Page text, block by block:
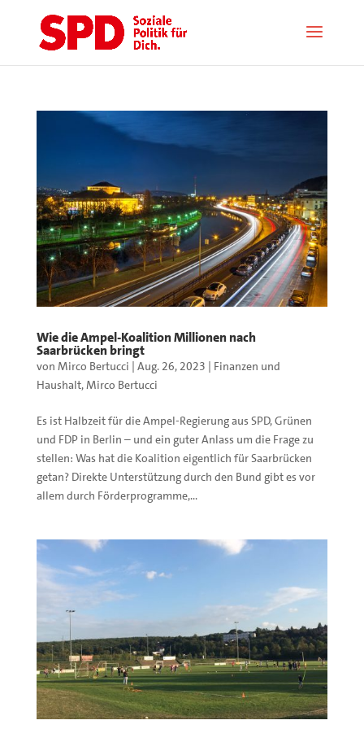
Wie die Ampel-Koalition Millionen nach
Saarbrücken bringt
von Mirco Bertucci | Aug. 26, 2023 | Finanzen und
Haushalt,Mirco Bertucci
Es ist Halbzeit für die Ampel-Regierung aus SPD, Grünen
und FDP in Berlin – und ein guter Anlass um die Frage zu
stellen: Was hat die Koalition eigentlich für Saarbrücken
getan? Direkte Unterstützung durch den Bund gibt es vor
allem durch Förderprogramme,...